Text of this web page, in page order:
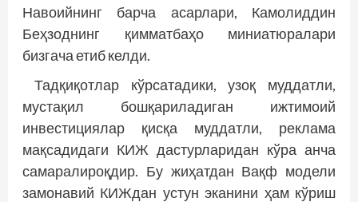
Навоийнинг барча асарлари, Камолиддин
Беҳзоднинг қимматбаҳо миниатюралари
бизгача етиб келди.
Тадқиқотлар кўрсатадики, узоқ муддатли,
мустақил бошқариладиган ижтимоий
инвестициялар қисқа муддатли, реклама
мақсадидаги КИЖ дастурларидан кўра анча
самаралироқдир. Бу жиҳатдан Вақф модели
замонавий КИЖдан устун эканини ҳам кўриш